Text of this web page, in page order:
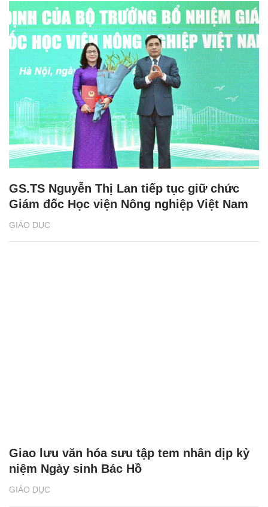
GIÁO DỤC
GS.TS Nguyễn Thị Lan tiếp tục giữ chức
Giám đốc Học viện Nông nghiệp Việt Nam
GIÁO DỤC
Giao lưu văn hóa sưu tập tem nhân dịp kỷ
niệm Ngày sinh Bác Hồ